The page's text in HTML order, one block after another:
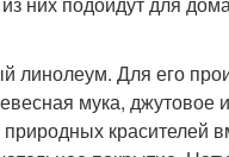
линолеум. Для его
мука, джутовое
красителей